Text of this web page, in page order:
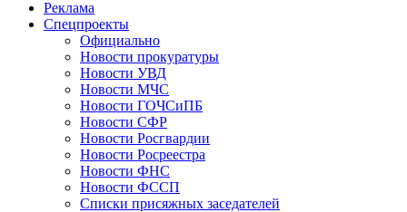
Реклама
Спецпроекты
Официально
Новости прокуратуры
Новости УВД
Новости МЧС
Новости ГОЧСиПБ
Новости СФР
Новости Росгвардии
Новости Росреестра
Новости ФНС
Новости ФССП
Списки присяжных заседателей